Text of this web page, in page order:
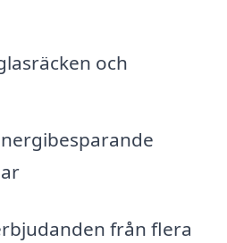
och
från flera